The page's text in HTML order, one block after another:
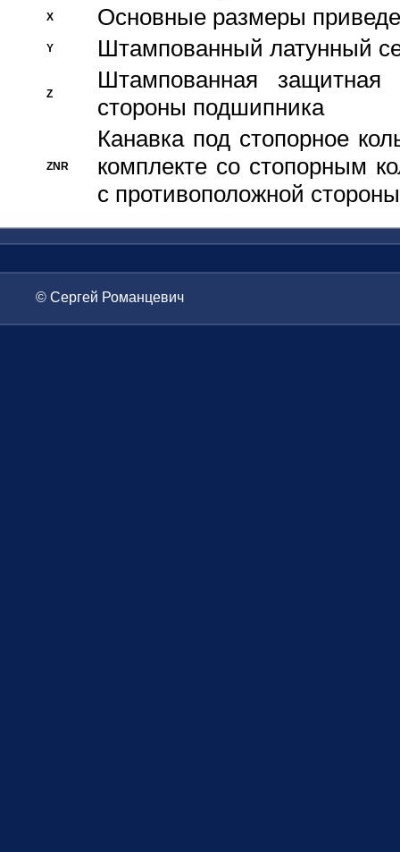
X Основные размеры
Y Штампованный латунный
Z
Штампованная
стороны подшипника
ZNR
Канавка под стопорное
комплекте со стопорным
с противоположной стороны
© Сергей Романцевич